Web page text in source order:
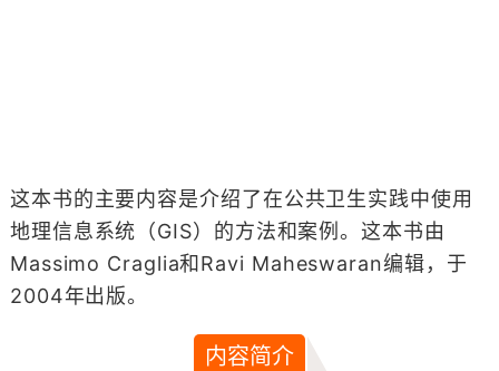
这本书的主要内容是介绍了在公共卫生实践中使用
地理信息系统（GIS）的方法和案例。这本书由
Massimo Craglia和Ravi Maheswaran编辑，于
2004年出版。
内容简介